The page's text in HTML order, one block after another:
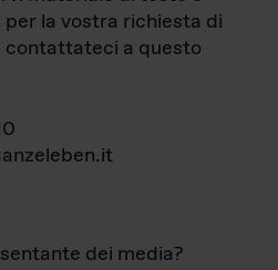
la vostra richiesta di
a questo
dei media?